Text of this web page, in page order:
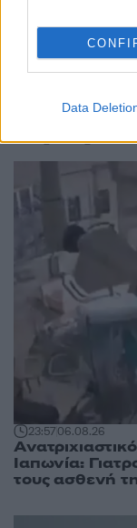
Data
23:5706.08.26
Ιαπωνία:
τους ασθενή